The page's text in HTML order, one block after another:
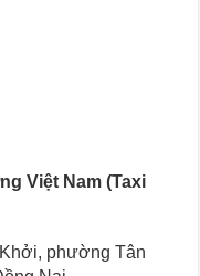
Việt Nam (Taxi
phường Tân